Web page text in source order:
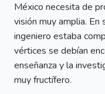
México necesita de
visión muy amplia. En
ingeniero estaba
vértices se debían
enseñanza y la
muy fructífero.